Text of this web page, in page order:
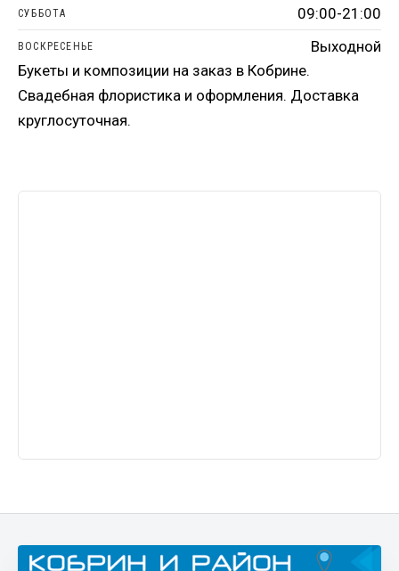
СУББОТА 09:00-21:00
ВОСКРЕСЕНЬЕ
Выходной
Букеты и композиции на заказ в Кобрине.
Свадебная флористика и оформления. Доставка
круглосуточная.